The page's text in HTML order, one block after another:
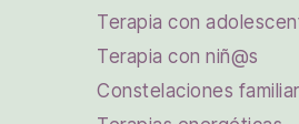
Terapia con
Terapia con niñ@s
Constelaciones